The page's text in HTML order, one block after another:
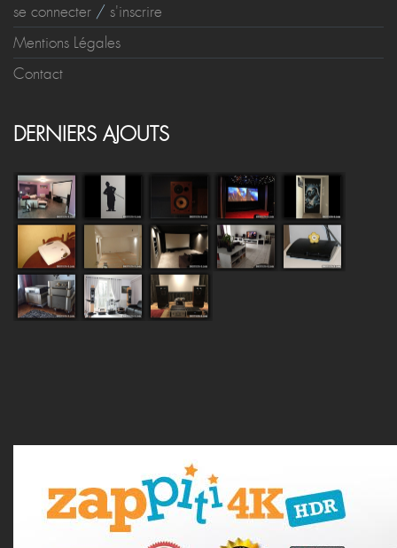
se connecter / s'inscrire
Mentions Légales
Contact
DERNIERS AJOUTS